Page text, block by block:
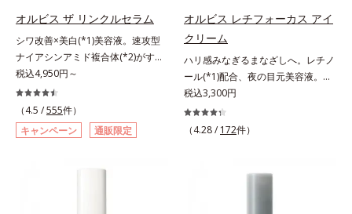
オルビス ザ リンクルセラム
シワ改善×美白(*1)美容液。速攻型
ナイアシンアミド複合体(*2)がすば
やく浸透(*3)。ピンと、パッと。大
人の肌にハリ感を。シワ改善×美白
(*1)美容液。ポーラ化成 研究所の独
自研究で見出した、速攻型ナイアシ
ンアミド複合体(*2)と浸透サポート
有効成分「ナイアシンアミド」の浸
税込4,950円～
（4.5 /555件）
キャンペーン
通販限定
オルビス レチフォーカス アイ
クリーム
ハリ感みなぎるまなざしへ。レチノ
ール(*1)配合、夜の目元美容液。オ
ルビスの目元技術を結集し、ハリ感
みなぎるまなざしへ。レチノール
(*1)配合の目元美容液です。目元悩
(*2)の2種の成分が深いうるおいを
税込3,300円
（4.28 / 172件）